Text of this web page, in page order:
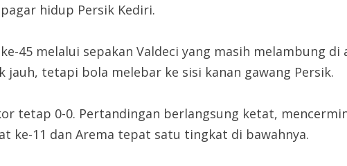
hidup Persik Kediri.
45 melalui sepakan Valdeci yang masih melambung di
tetapi bola melebar ke sisi kanan gawang Persik.
tetap 0-0. Pertandingan berlangsung ketat,
ke-11 dan Arema tepat satu tingkat di bawahnya.